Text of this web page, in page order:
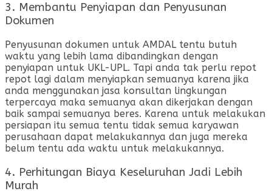
3. Membantu Penyiapan dan Penyusunan
Dokumen
Penyusunan dokumen untuk AMDAL tentu butuh
waktu yang lebih lama dibandingkan dengan
penyiapan untuk UKL-UPL. Tapi anda tak perlu repot
repot lagi dalam menyiapkan semuanya karena jika
anda menggunakan jasa konsultan lingkungan
terpercaya maka semuanya akan dikerjakan dengan
baik sampai semuanya beres. Karena untuk melakukan
persiapan itu semua tentu tidak semua karyawan
perusahaan dapat melakukannya dan juga mereka
belum tentu ada waktu untuk melakukannya.
4. Perhitungan Biaya Keseluruhan Jadi Lebih
Murah